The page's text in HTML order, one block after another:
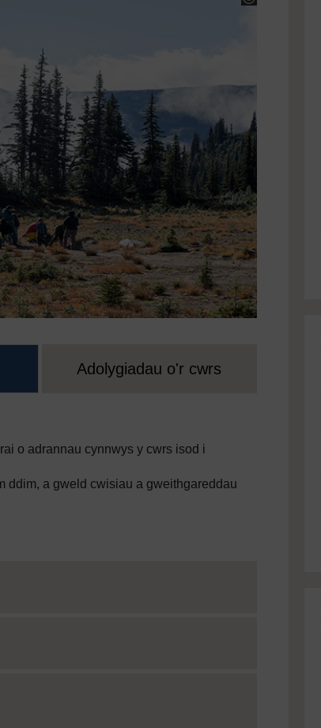
Adolygiadau o'r cwrs
o adrannau cynnwys y cwrs isod i
ddim, a gweld cwisiau a gweithgareddau